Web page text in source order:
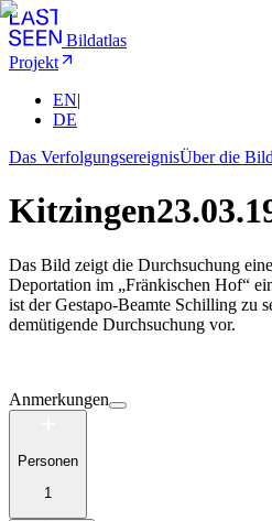
Bildatlas
Projekt
EN|
DE
Das VerfolgungsereignisÜber die
Kitzingen
Das Bild zeigt die Durchsuchung
Deportation im „Fränkischen Hof“
ist der Gestapo-Beamte Schilling zu
demütigende Durchsuchung vor.
Anmerkungen
Personen
1